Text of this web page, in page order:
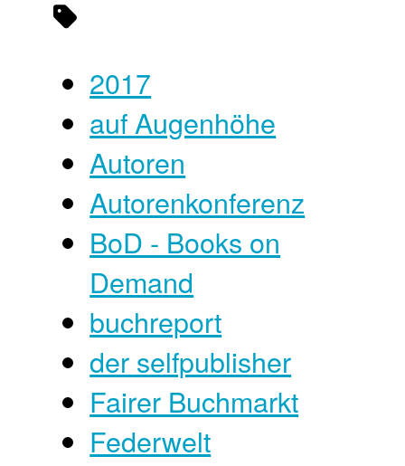
2017
auf Augenhöhe
Autoren
Autorenkonferenz
BoD - Books on
Demand
buchreport
der selfpublisher
Fairer Buchmarkt
Federwelt